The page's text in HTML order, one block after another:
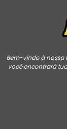
Bem-vindo à nossa
você encontrará